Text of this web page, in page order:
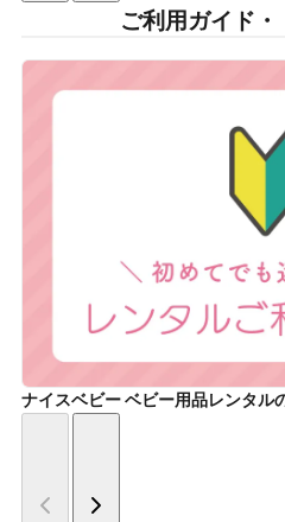
ご利用ガイド
ナイスベビー ベビー用品レンタル